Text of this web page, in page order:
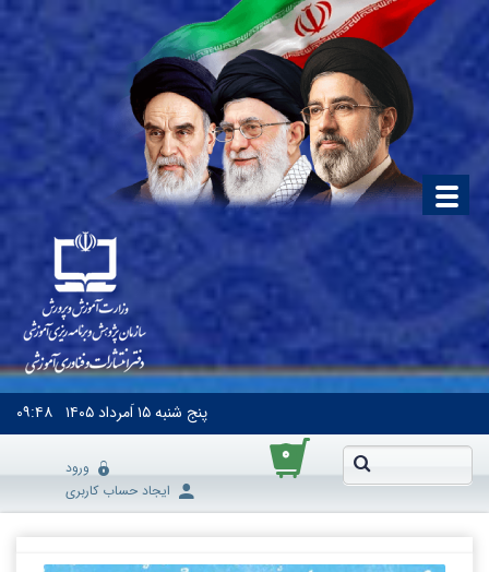
پنج شنبه۱۵ اَمرداد ۱۴۰۵ ۰۹:۴۸
۰
ورود
ایجاد حساب کاربری